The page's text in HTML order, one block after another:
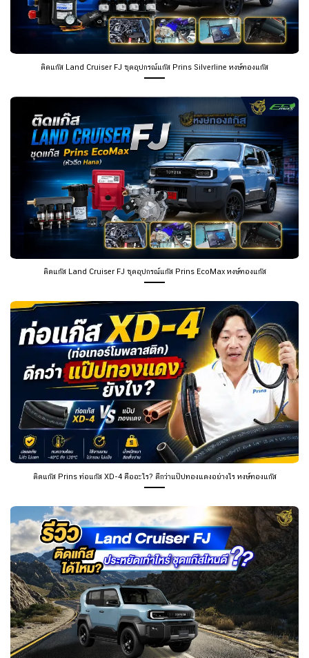
ติดแก๊ส Land Cruiser FJ ชุดอุปกรณ์แก๊ส Prins Silverline หงษ์ทองแก๊ส
ติดแก๊ส Land Cruiser FJ ชุดอุปกรณ์แก๊ส Prins EcoMax หงษ์ทองแก๊ส
ติดแก๊ส Prins ท่อแก๊ส XD-4 คืออะไร? ดีกว่าแป๊ปทองแดงอย่างไร หงษ์ทองแก๊ส